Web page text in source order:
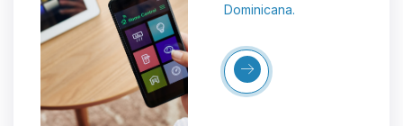
Dominicana.
Más
Detalles